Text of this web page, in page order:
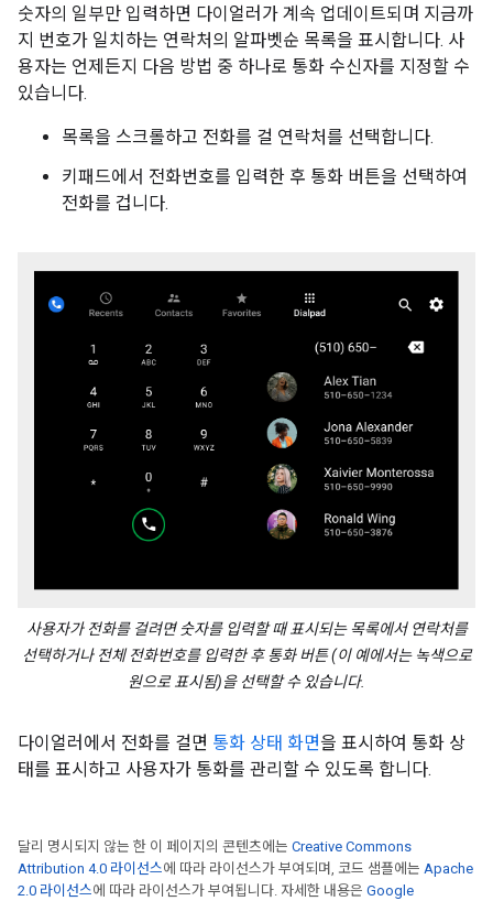
숫자의 일부만 입력하면 다이얼러가 계속 업데이트되며 지금까
지 번호가 일치하는 연락처의 알파벳순 목록을 표시합니다. 사
용자는 언제든지 다음 방법 중 하나로 통화 수신자를 지정할 수
있습니다.
목록을 스크롤하고 전화를 걸 연락처를 선택합니다.
키패드에서 전화번호를 입력한 후 통화 버튼을 선택하여
전화를 겁니다.
사용자가 전화를 걸려면 숫자를 입력할 때 표시되는 목록에서 연락처를
선택하거나 전체 전화번호를 입력한 후 통화 버튼 (이 예에서는 녹색으로
원으로 표시됨)을 선택할 수 있습니다.
다이얼러에서 전화를 걸면 통화 상태 화면을 표시하여 통화 상
태를 표시하고 사용자가 통화를 관리할 수 있도록 합니다.
달리 명시되지 않는 한 이 페이지의 콘텐츠에는 Creative Commons
Attribution 4.0 라이선스에 따라 라이선스가 부여되며, 코드 샘플에는 Apache
2.0 라이선스에 따라 라이선스가 부여됩니다. 자세한 내용은 Google